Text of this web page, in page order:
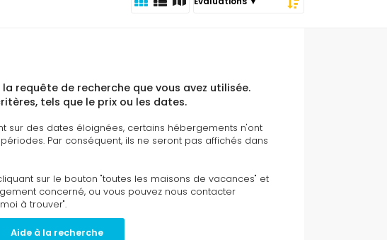
requête de recherche que vous avez utilisée.
tels que le prix ou les dates.
sur des dates éloignées, certains hébergements n'ont
Par conséquent, ils ne seront pas affichés dans
sur le bouton "toutes les maisons de vacances" et
concerné, ou vous pouvez nous contacter
à trouver".
Aide à la recherche